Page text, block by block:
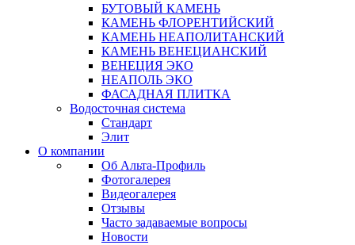
БУТОВЫЙ КАМЕНЬ
КАМЕНЬ ФЛОРЕНТИЙСКИЙ
КАМЕНЬ НЕАПОЛИТАНСКИЙ
КАМЕНЬ ВЕНЕЦИАНСКИЙ
ВЕНЕЦИЯ ЭКО
НЕАПОЛЬ ЭКО
ФАСАДНАЯ ПЛИТКА
Водосточная система
Стандарт
Элит
О компании
Об Альта-Профиль
Фотогалерея
Видеогалерея
Отзывы
Часто задаваемые вопросы
Новости